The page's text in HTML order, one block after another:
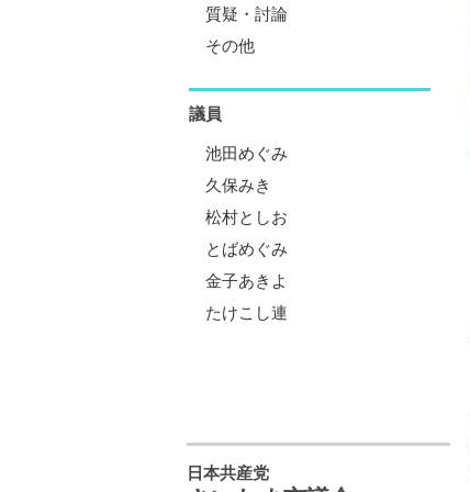
質疑・討論
その他
議員
池田めぐみ
久保みき
松村としお
とばめぐみ
金子あきよ
たけこし連
日本共産党